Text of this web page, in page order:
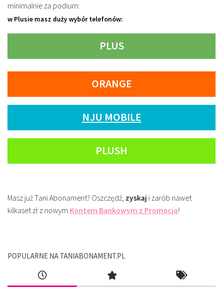
minimalnie za podium:
w Plusie masz duży wybór telefonów:
PLUS
ORANGE
NJU MOBILE
PLUSH
Masz już Tani Abonament? Oszczędź, zyskaj i zarób nawet
kilkaset zł z nowym Kontem Bankowym z Promocją!
POPULARNE NA TANIABONAMENT.PL